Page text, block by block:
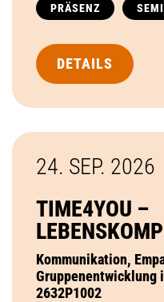
PRÄSENZ
DETAILS
24. SEP. 2026
TIME4YOU –
Kommunikation,
Gruppenentwicklung
2632P1002